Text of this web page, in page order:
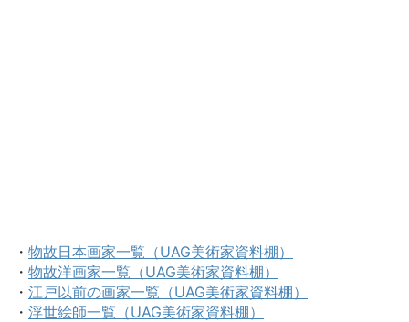
・ 物故日本画家一覧（UAG美術家資料棚）
・ 物故洋画家一覧（UAG美術家資料棚）
・ 江戸以前の画家一覧（UAG美術家資料棚）
・ 浮世絵師一覧（UAG美術家資料棚）